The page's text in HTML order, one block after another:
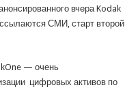
вчера Kodak
СМИ, старт второй
— очень
цифровых активов по